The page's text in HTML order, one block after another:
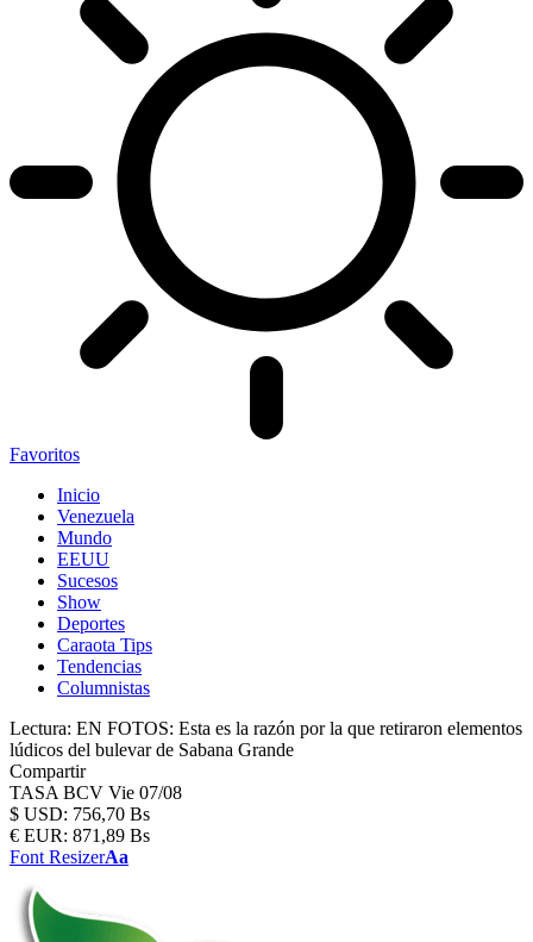
Favoritos
Inicio
Venezuela
Mundo
EEUU
Sucesos
Show
Deportes
Caraota Tips
Tendencias
Columnistas
Lectura: EN FOTOS: Esta es la razón por la que retiraron elementos
lúdicos del bulevar de Sabana Grande
Compartir
TASA BCV Vie 07/08
$ USD: 756,70 Bs
€ EUR: 871,89 Bs
Font ResizerAa